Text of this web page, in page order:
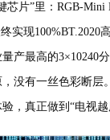
芯片”里：RGB-
现100%BT.2020
产最高的3×10240
没有一丝色彩断层
，真正做到“电视越